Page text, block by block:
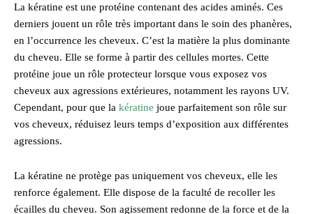
La kératine est une protéine contenant des acides aminés. Ces
derniers jouent un rôle très important dans le soin des phanères,
en l’occurrence les cheveux. C’est la matière la plus dominante
du cheveu. Elle se forme à partir des cellules mortes. Cette
protéine joue un rôle protecteur lorsque vous exposez vos
cheveux aux agressions extérieures, notamment les rayons UV.
Cependant, pour que la kératine joue parfaitement son rôle sur
vos cheveux, réduisez leurs temps d’exposition aux différentes
agressions.
La kératine ne protège pas uniquement vos cheveux, elle les
renforce également. Elle dispose de la faculté de recoller les
écailles du cheveu. Son agissement redonne de la force et de la